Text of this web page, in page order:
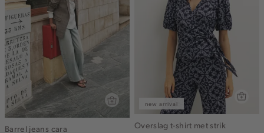
Barrel jeans cara
new arrival
Overslag t-shirt met strik